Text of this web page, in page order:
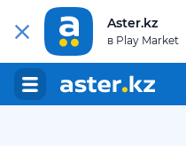
Aster.kz
в Play Market